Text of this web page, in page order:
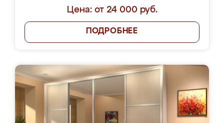
Цена: от 24 000 руб.
ПОДРОБНЕЕ